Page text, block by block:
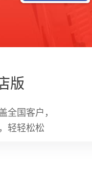
版
全国客户，
轻轻松松